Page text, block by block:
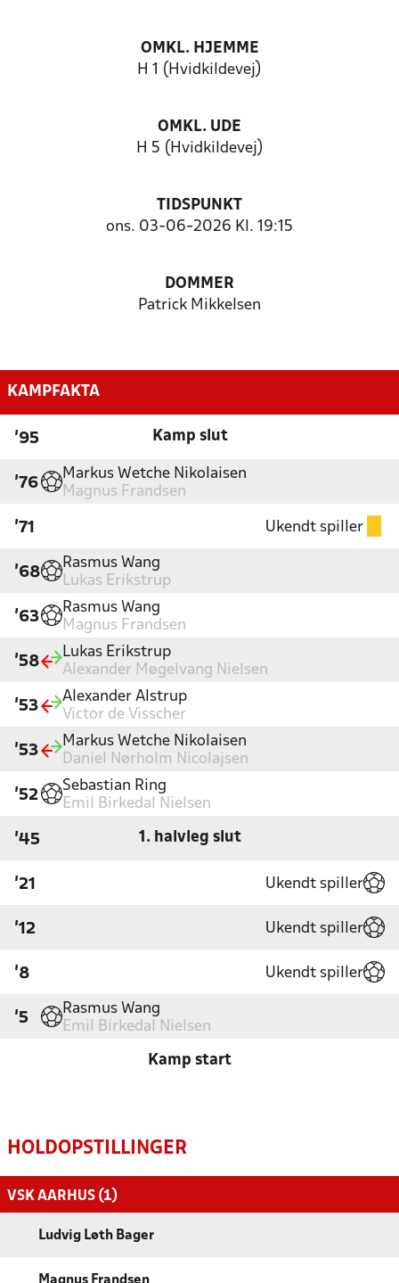
OMKL. HJEMME
H 1 (Hvidkildevej)
OMKL. UDE
H 5 (Hvidkildevej)
TIDSPUNKT
ons. 03-06-2026 Kl. 19:15
DOMMER
Patrick Mikkelsen
KAMPFAKTA
'95 Kamp slut
'76
Markus Wetche Nikolaisen
Magnus Frandsen
'71 Ukendt spiller
'68
Rasmus Wang
Lukas Erikstrup
'63
Rasmus Wang
Magnus Frandsen
'58
Lukas Erikstrup
Alexander Møgelvang Nielsen
'53
Alexander Alstrup
Victor de Visscher
'53
Markus Wetche Nikolaisen
Daniel Nørholm Nicolajsen
'52
Sebastian Ring
Emil Birkedal Nielsen
'45 1. halvleg slut
'21 Ukendt spiller
'12 Ukendt spiller
'8 Ukendt spiller
'5
Rasmus Wang
Emil Birkedal Nielsen
Kamp start
HOLDOPSTILLINGER
VSK AARHUS (1)
Ludvig Løth Bager
Magnus Frandsen